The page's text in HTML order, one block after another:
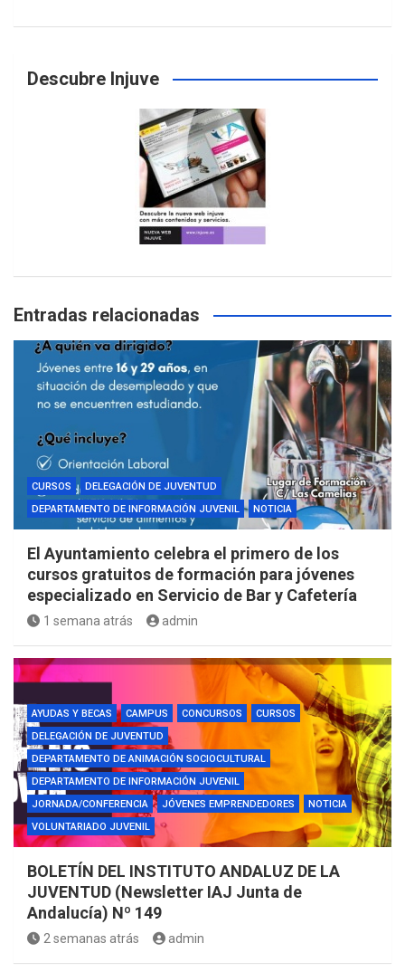
Descubre Injuve
Entradas relacionadas
CURSOS
DELEGACIÓN DE JUVENTUD
DEPARTAMENTO DE INFORMACIÓN JUVENIL
NOTICIA
El Ayuntamiento celebra el primero de los
cursos gratuitos de formación para jóvenes
especializado en Servicio de Bar y Cafetería
1 semana atrás admin
AYUDAS Y BECAS CAMPUS CONCURSOS
CURSOS
DELEGACIÓN DE JUVENTUD
DEPARTAMENTO DE ANIMACIÓN SOCIOCULTURAL
DEPARTAMENTO DE INFORMACIÓN JUVENIL
JORNADA/CONFERENCIA
JÓVENES EMPRENDEDORES
NOTICIA
VOLUNTARIADO JUVENIL
BOLETÍN DEL INSTITUTO ANDALUZ DE LA
JUVENTUD (Newsletter IAJ Junta de
Andalucía) Nº 149
2 semanas atrás admin